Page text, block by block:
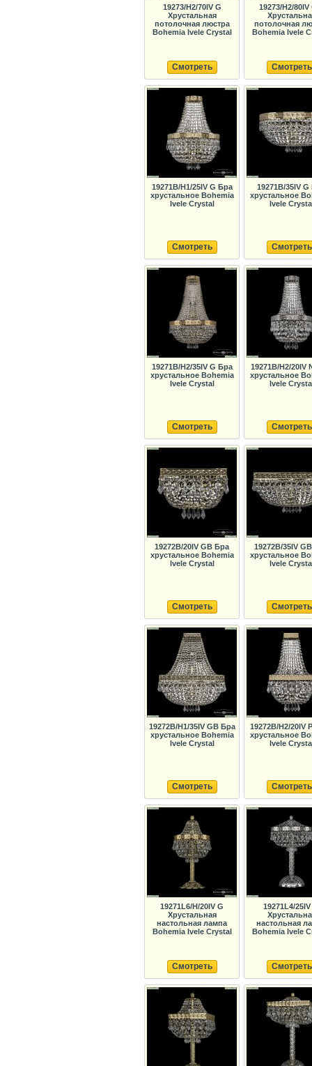
19273/H2/70IV G
Хрустальная
потолочная люстра
Bohemia Ivele Crystal
Смотреть
19273/H2/80IV
потолочная
Bohemia Ivele
Смотреть
19271B/H1/25IV G Бра
хрустальное Bohemia
Ivele Crystal
Смотреть
19271B/35IV
хрустальное
Ivele
Смотреть
19271B/H2/35IV G Бра
хрустальное Bohemia
Ivele Crystal
Смотреть
19271B/H2/20IV
хрустальное
Ivele
Смотреть
19272B/20IV GB Бра
хрустальное Bohemia
Ivele Crystal
Смотреть
19272B/35IV
хрустальное
Ivele
Смотреть
19272B/H1/35IV GB Бра
хрустальное Bohemia
Ivele Crystal
Смотреть
19272B/H2/20IV
хрустальное
Ivele
Смотреть
19271L6/H/20IV G
Хрустальная
настольная лампа
Bohemia Ivele Crystal
Смотреть
19271L4/25IV
настольная
Bohemia Ivele
Смотреть